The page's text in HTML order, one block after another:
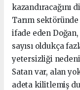
kazandıracağını
Tarım
ifade eden
sayısı oldukça
yetersizliği
Satan var, alan
adeta kilitlemiş